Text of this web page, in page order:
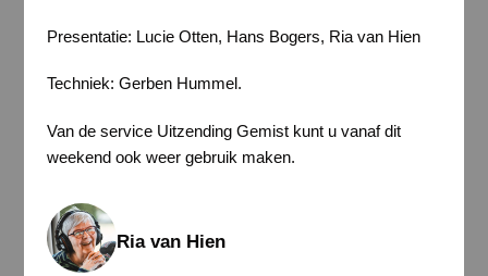
Presentatie: Lucie Otten, Hans Bogers, Ria van Hien
Techniek: Gerben Hummel.
Van de service Uitzending Gemist kunt u vanaf dit
weekend ook weer gebruik maken.
Ria van Hien